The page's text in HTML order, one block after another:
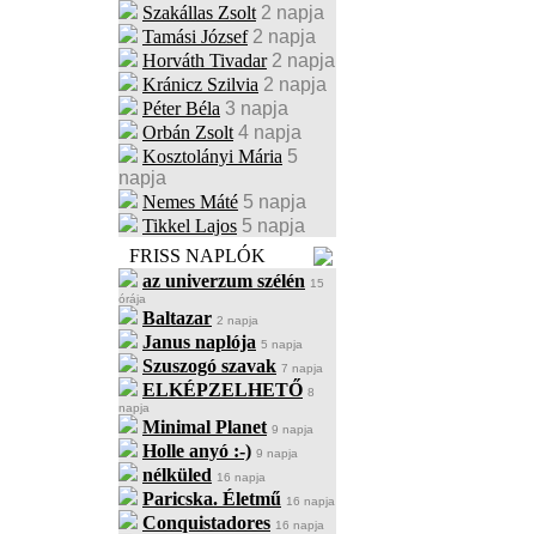
Szakállas Zsolt 2 napja
Tamási József 2 napja
Horváth Tivadar 2 napja
Kránicz Szilvia 2 napja
Péter Béla 3 napja
Orbán Zsolt 4 napja
Kosztolányi Mária 5
napja
Nemes Máté 5 napja
Tikkel Lajos 5 napja
FRISS NAPLÓK
az univerzum szélén 15
órája
Baltazar 2 napja
Janus naplója 5 napja
Szuszogó szavak 7 napja
ELKÉPZELHETŐ 8
napja
Minimal Planet 9 napja
Holle anyó :-) 9 napja
nélküled 16 napja
Paricska. Életmű 16 napja
Conquistadores 16 napja